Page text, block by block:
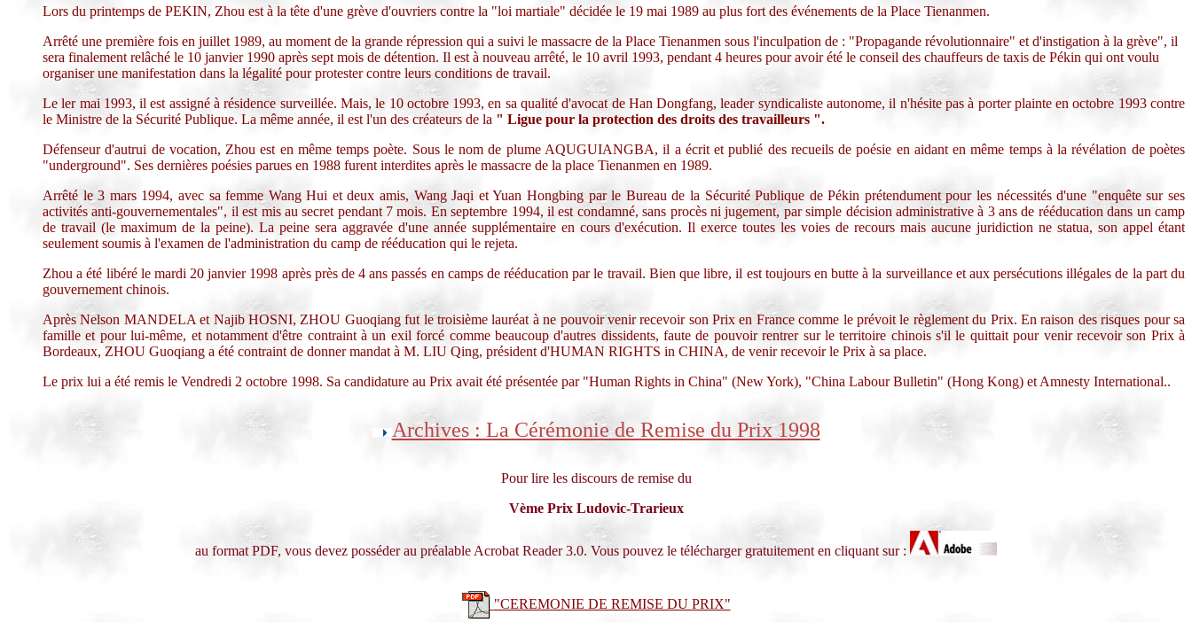
Lors du printemps de PEKIN, Zhou est à la tête d'une grève d'ouvriers contre la "loi martiale" décidée le 19 mai 1989 au plus fort des événements de la Place Tienanmen.
Arrêté une première fois en juillet 1989, au moment de la grande répression qui a suivi le massacre de la Place Tienanmen sous l'inculpation de : "Propagande révolutionnaire" et d'instigation à la grève", il
sera finalement relâché le 10 janvier 1990 après sept mois de détention. Il est à nouveau arrêté, le 10 avril 1993, pendant 4 heures pour avoir été le conseil des chauffeurs de taxis de Pékin qui ont voulu
organiser une manifestation dans la légalité pour protester contre leurs conditions de travail.
Le ler mai 1993, il est assigné à résidence surveillée. Mais, le 10 octobre 1993, en sa qualité d'avocat de Han Dongfang, leader syndicaliste autonome, il n'hésite pas à porter plainte en octobre 1993 contre
le Ministre de la Sécurité Publique. La même année, il est l'un des créateurs de la " Ligue pour la protection des droits des travailleurs ".
Défenseur d'autrui de vocation, Zhou est en même temps poète. Sous le nom de plume AQUGUIANGBA, il a écrit et publié des recueils de poésie en aidant en même temps à la révélation de poètes
"underground". Ses dernières poésies parues en 1988 furent interdites après le massacre de la place Tienanmen en 1989.
Arrêté le 3 mars 1994, avec sa femme Wang Hui et deux amis, Wang Jaqi et Yuan Hongbing par le Bureau de la Sécurité Publique de Pékin prétendument pour les nécessités d'une "enquête sur ses
activités anti-gouvernementales", il est mis au secret pendant 7 mois. En septembre 1994, il est condamné, sans procès ni jugement, par simple décision administrative à 3 ans de rééducation dans un camp
de travail (le maximum de la peine). La peine sera aggravée d'une année supplémentaire en cours d'exécution. Il exerce toutes les voies de recours mais aucune juridiction ne statua, son appel étant
seulement soumis à l'examen de l'administration du camp de rééducation qui le rejeta.
Zhou a été libéré le mardi 20 janvier 1998 après près de 4 ans passés en camps de rééducation par le travail. Bien que libre, il est toujours en butte à la surveillance et aux persécutions illégales de la part du
gouvernement chinois.
Après Nelson MANDELA et Najib HOSNI, ZHOU Guoqiang fut le troisième lauréat à ne pouvoir venir recevoir son Prix en France comme le prévoit le règlement du Prix. En raison des risques pour sa
famille et pour lui-même, et notamment d'être contraint à un exil forcé comme beaucoup d'autres dissidents, faute de pouvoir rentrer sur le territoire chinois s'il le quittait pour venir recevoir son Prix à
Bordeaux, ZHOU Guoqiang a été contraint de donner mandat à M. LIU Qing, président d'HUMAN RIGHTS in CHINA, de venir recevoir le Prix à sa place.
Le prix lui a été remis le Vendredi 2 octobre 1998. Sa candidature au Prix avait été présentée par "Human Rights in China" (New York), "China Labour Bulletin" (Hong Kong) et Amnesty International..
Archives : La Cérémonie de Remise du Prix 1998
Pour lire les discours de remise du
Vème Prix Ludovic-Trarieux
au format PDF, vous devez posséder au préalable Acrobat Reader 3.0. Vous pouvez le télécharger gratuitement en cliquant sur :
"CEREMONIE DE REMISE DU PRIX"